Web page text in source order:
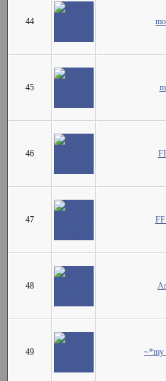
44
45
46
47
48
49